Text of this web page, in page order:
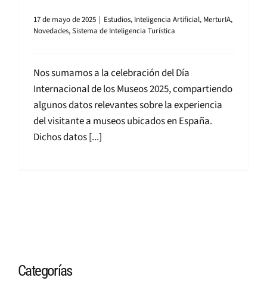
17 de mayo de 2025 | Estudios, Inteligencia Artificial, MerturIA,
Novedades,Sistema de Inteligencia Turística
Nos sumamos a la celebración del Día
Internacional de los Museos 2025, compartiendo
algunos datos relevantes sobre la experiencia
del visitante a museos ubicados en España.
Dichos datos [...]
Categorías